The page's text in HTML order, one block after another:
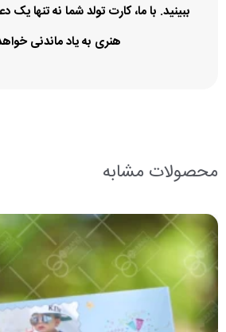
ببینید. با ما، کارت تولد شما نه تنها یک
هنری به یاد ماندنی
محصولات مشابه